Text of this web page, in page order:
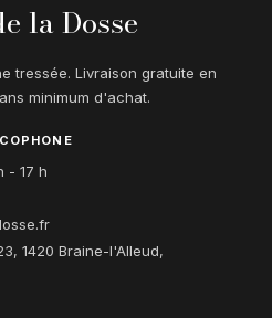
la Dosse
tressée. Livraison gratuite en
minimum d'achat.
- 17 h
1420 Braine-l'Alleud,